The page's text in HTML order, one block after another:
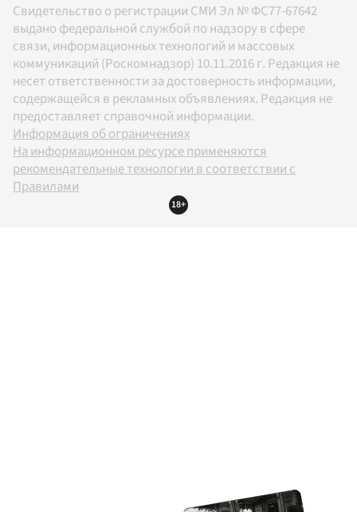
Свидетельство о регистрации СМИ Эл № ФС77-67642
выдано федеральной службой по надзору в сфере
связи, информационных технологий и массовых
коммуникаций (Роскомнадзор) 10.11.2016 г. Редакция не
несет ответственности за достоверность информации,
содержащейся в рекламных объявлениях. Редакция не
предоставляет справочной информации.
Информация об ограничениях
На информационном ресурсе применяются
рекомендательные технологии в соответствии с
Правилами
18+